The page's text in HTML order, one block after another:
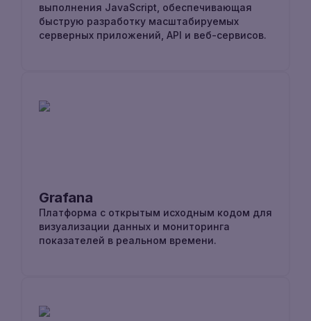
выполнения JavaScript, обеспечивающая
быструю разработку масштабируемых
серверных приложений, API и веб-сервисов.
Grafana
Платформа с открытым исходным кодом для
визуализации данных и мониторинга
показателей в реальном времени.